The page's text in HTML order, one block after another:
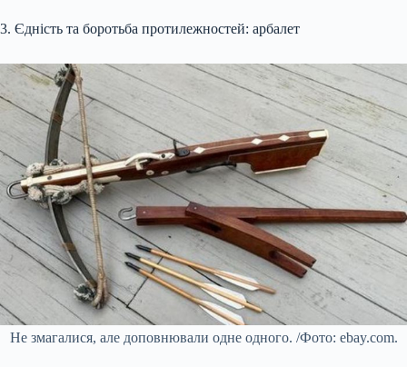
3. Єдність та боротьба протилежностей: арбалет
Не змагалися, але доповнювали одне одного. /Фото: ebay.com.